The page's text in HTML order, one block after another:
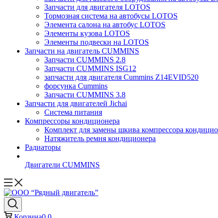
Запчасти для двигателя LOTOS
Тормозная система на автобусы LOTOS
Элемента салона на автобус LOTOS
Элементы кузова LOTOS
Элементы подвески на LOTOS
Запчасти на двигатель CUMMINS
Запчасти CUMMINS 2.8
Запчасти CUMMINS ISG12
запчасти для двигателя Cummins Z14EVID520
форсунка Cummins
Запчасти CUMMINS 3.8
Запчасти для двигателей Jichai
Система питания
Компрессоры кондиционера
Комплект для замены шкива компрессора
Натяжитель ремня кондиционера
Радиаторы
Двигатели CUMMINS